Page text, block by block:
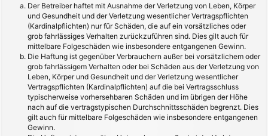
Der Betreiber haftet mit Ausnahme der Verletzung von Leben, Körper
und Gesundheit und der Verletzung wesentlicher Vertragspflichten
(Kardinalpflichten) nur für Schäden, die auf ein vorsätzliches oder
grob fahrlässiges Verhalten zurückzuführen sind. Dies gilt auch für
mittelbare Folgeschäden wie insbesondere entgangenen Gewinn.
Die Haftung ist gegenüber Verbrauchern außer bei vorsätzlichem oder
grob fahrlässigem Verhalten oder bei Schäden aus der Verletzung von
Leben, Körper und Gesundheit und der Verletzung wesentlicher
Vertragspflichten (Kardinalpflichten) auf die bei Vertragsschluss
typischerweise vorhersehbaren Schäden und im übrigen der Höhe
nach auf die vertragstypischen Durchschnittsschäden begrenzt. Dies
gilt auch für mittelbare Folgeschäden wie insbesondere entgangenen
Gewinn.